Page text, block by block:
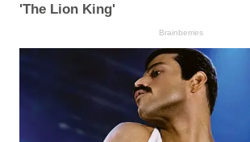
'The Lion King'
Brainberries